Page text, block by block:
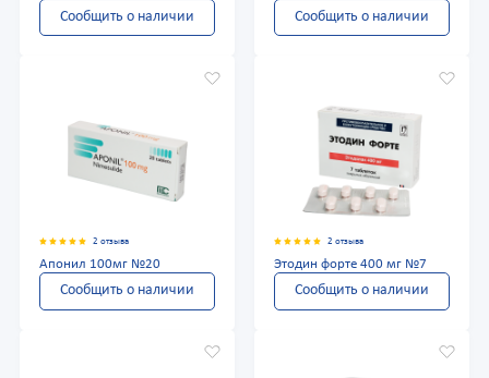
Сообщить о наличии Сообщить о наличии
2 отзыва
Апонил 100мг №20
Сообщить о наличии
2 отзыва
Этодин форте 400 мг №7
Сообщить о наличии